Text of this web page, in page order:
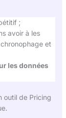
;
avoir à les
et
les données
outil de Pricing